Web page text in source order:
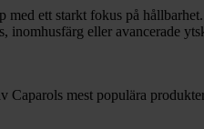
ett starkt fokus på
inomhusfärg eller avancerade
Caparols mest populära